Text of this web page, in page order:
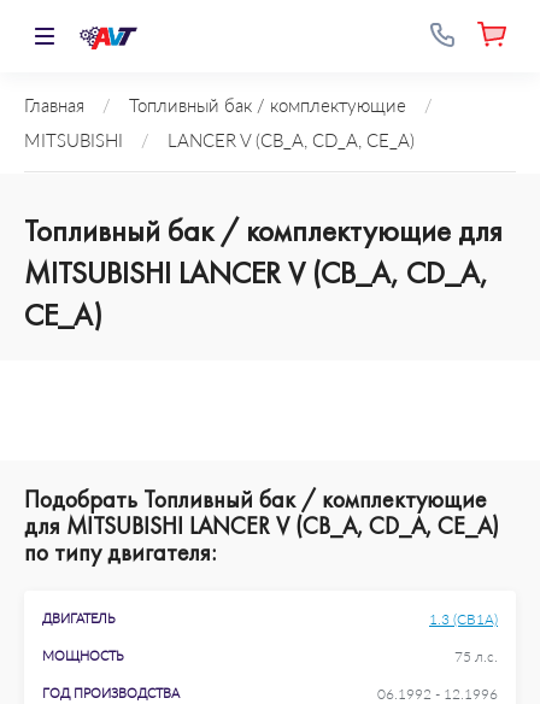
Главная / Топливный бак / комплектующие
/
MITSUBISHI
/ LANCER V (CB_A, CD_A, CE_A)
Топливный бак / комплектующие для
MITSUBISHI LANCER V (CB_A, CD_A,
CE_A)
Подобрать Топливный бак / комплектующие
для MITSUBISHI LANCER V (CB_A, CD_A, CE_A)
по типу двигателя:
ДВИГАТЕЛЬ 1.3 (CB1A)
МОЩНОСТЬ 75 л.с.
ГОД ПРОИЗВОДСТВА 06.1992 - 12.1996